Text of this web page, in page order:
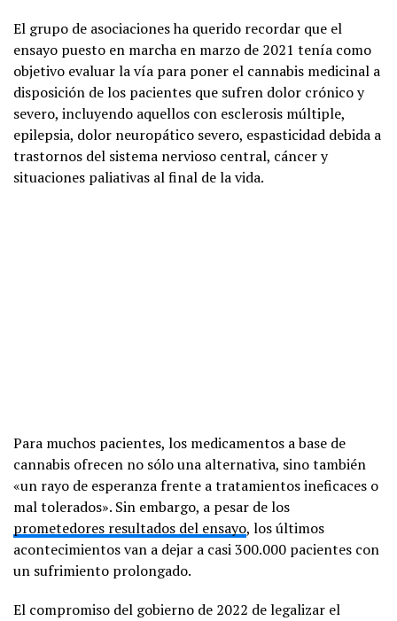
El grupo de asociaciones ha querido recordar que el
ensayo puesto en marcha en marzo de 2021 tenía como
objetivo evaluar la vía para poner el cannabis medicinal a
disposición de los pacientes que sufren dolor crónico y
severo, incluyendo aquellos con esclerosis múltiple,
epilepsia, dolor neuropático severo, espasticidad debida a
trastornos del sistema nervioso central, cáncer y
situaciones paliativas al final de la vida.
Para muchos pacientes, los medicamentos a base de
cannabis ofrecen no sólo una alternativa, sino también
«un rayo de esperanza frente a tratamientos ineficaces o
mal tolerados». Sin embargo, a pesar de los
prometedores resultados del ensayo, los últimos
acontecimientos van a dejar a casi 300.000 pacientes con
un sufrimiento prolongado.
El compromiso del gobierno de 2022 de legalizar el